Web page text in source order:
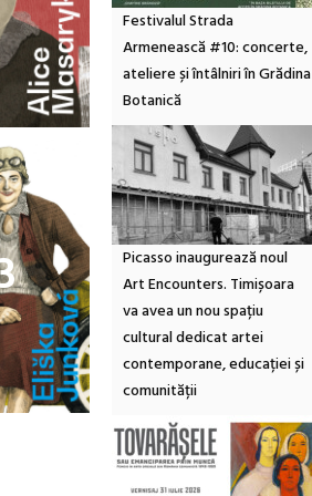
Festivalul Strada
Armenească #10: concerte,
ateliere și întâlniri în Grădina
Botanică
Picasso inaugurează noul
Art Encounters. Timișoara
va avea un nou spațiu
cultural dedicat artei
contemporane, educației și
comunității